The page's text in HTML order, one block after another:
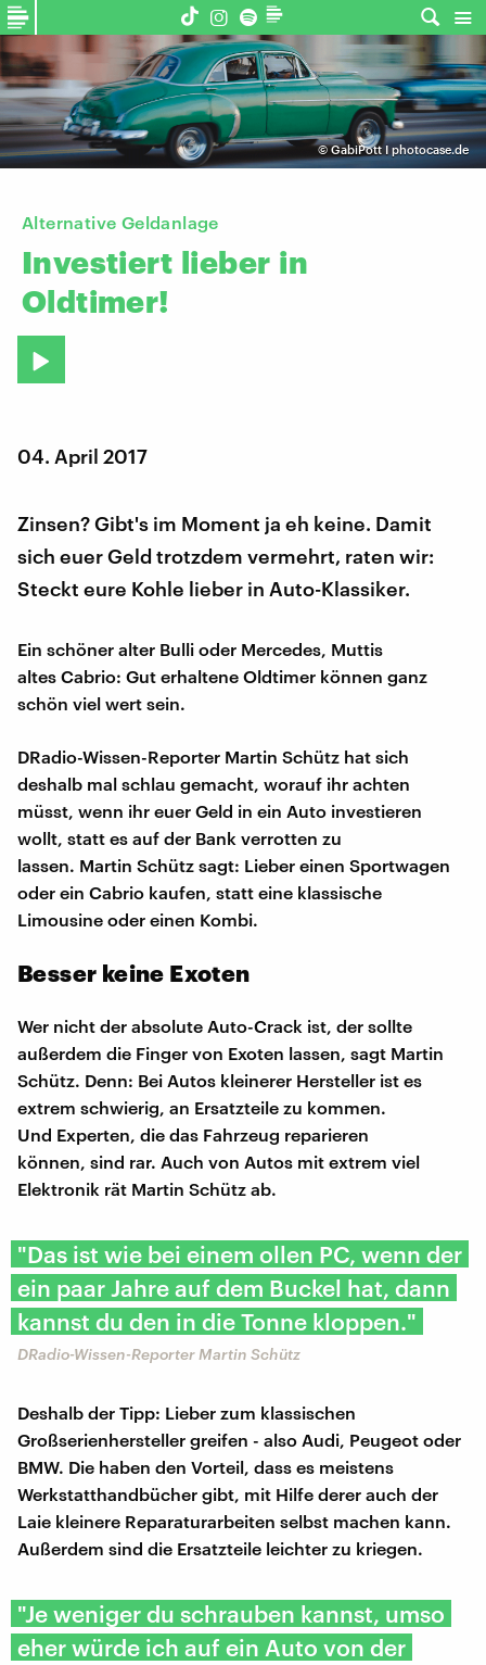
©GabiPott I photocase.de
Alternative Geldanlage
Investiert lieber in
Oldtimer!
04. April 2017
Zinsen? Gibt's im Moment ja eh keine. Damit
sich euer Geld trotzdem vermehrt, raten wir:
Steckt eure Kohle lieber in Auto-Klassiker.
Ein schöner alter Bulli oder Mercedes, Muttis
altes Cabrio: Gut erhaltene Oldtimer können ganz
schön viel wert sein.
DRadio-Wissen-Reporter Martin Schütz hat sich
deshalb mal schlau gemacht, worauf ihr achten
müsst, wenn ihr euer Geld in ein Auto investieren
wollt, statt es auf der Bank verrotten zu
lassen. Martin Schütz sagt: Lieber einen Sportwagen
oder ein Cabrio kaufen, statt eine klassische
Limousine oder einen Kombi.
Besser keine Exoten
Wer nicht der absolute Auto-Crack ist, der sollte
außerdem die Finger von Exoten lassen, sagt Martin
Schütz. Denn: Bei Autos kleinerer Hersteller ist es
extrem schwierig, an Ersatzteile zu kommen.
Und Experten, die das Fahrzeug reparieren
können, sind rar. Auch von Autos mit extrem viel
Elektronik rät Martin Schütz ab.
"Das ist wie bei einem ollen PC, wenn der
ein paar Jahre auf dem Buckel hat, dann
kannst du den in die Tonne kloppen."
DRadio-Wissen-Reporter Martin Schütz
Deshalb der Tipp: Lieber zum klassischen
Großserienhersteller greifen - also Audi, Peugeot oder
BMW. Die haben den Vorteil, dass es meistens
Werkstatthandbücher gibt, mit Hilfe derer auch der
Laie kleinere Reparaturarbeiten selbst machen kann.
Außerdem sind die Ersatzteile leichter zu kriegen.
"Je weniger du schrauben kannst, umso
eher würde ich auf ein Auto von der